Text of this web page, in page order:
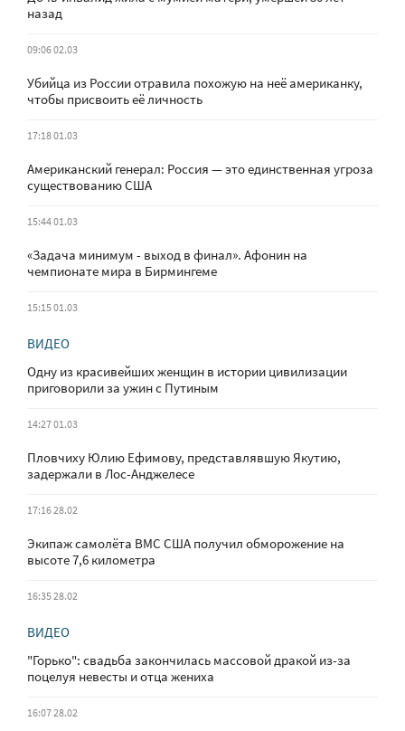
назад
09:06 02.03
Убийца из России отравила похожую на неё американку,
чтобы присвоить её личность
17:18 01.03
Американский генерал: Россия — это единственная угроза
существованию США
15:44 01.03
«Задача минимум - выход в финал». Афонин на
чемпионате мира в Бирмингеме
15:15 01.03
ВИДЕО
Одну из красивейших женщин в истории цивилизации
приговорили за ужин с Путиным
14:27 01.03
Пловчиху Юлию Ефимову, представлявшую Якутию,
задержали в Лос-Анджелесе
17:16 28.02
Экипаж самолёта ВМС США получил обморожение на
высоте 7,6 километра
16:35 28.02
ВИДЕО
"Горько": свадьба закончилась массовой дракой из-за
поцелуя невесты и отца жениха
16:07 28.02